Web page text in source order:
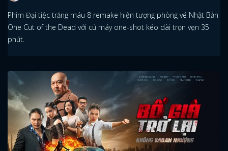
Phim Đại tiệc trăng máu 8 remake hiện tượng phòng vé Nhật Bản
One Cut of the Dead với cú máy one-shot kéo dài trọn vẹn 35
phút.